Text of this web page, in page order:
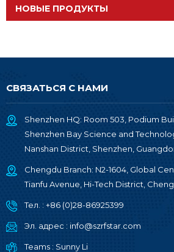
НОВЫЕ ПРОДУКТЫ
СВЯЗАТЬСЯ С НАМИ
Shenzhen HQ: Room 503, Podium
Shenzhen Bay Science and
Nanshan District, Shenzhen,
Chengdu Branch: N2-1604, Global
Tianfu Avenue, Hi-Tech District,
Тел. : +86 (0)28-86925399
Эл. адрес : info@szrfstar.com
Teams : Sunny Li